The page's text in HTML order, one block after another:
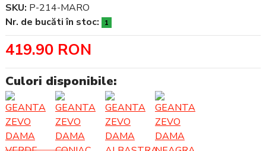
Culori disponibile:
SKU: P-214-MARO
Nr. de bucăti în stoc:
1
419.90 RON